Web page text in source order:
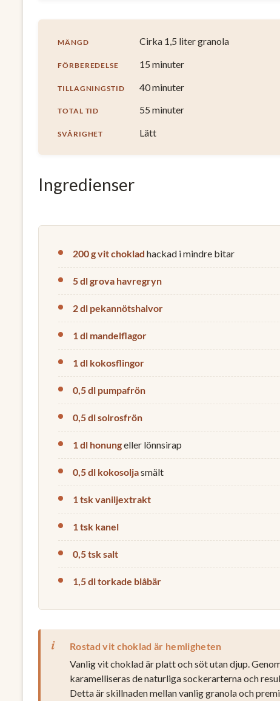
MÄNGD Cirka 1,5 liter granola
FÖRBEREDELSE 15 minuter
TILLAGNINGSTID 40 minuter
TOTAL TID 55 minuter
SVÅRIGHET Lätt
Ingredienser
200 g vit choklad hackad i mindre bitar
5 dl grova havregryn
2 dl pekannötshalvor
1 dl mandelflagor
1 dl kokosflingor
0,5 dl pumpafrön
0,5 dl solrosfrön
1 dl honungeller lönnsirap
0,5 dl kokosoljasmält
1 tsk vaniljextrakt
1 tsk kanel
0,5 tsk salt
1,5 dl torkade blåbär
Rostad vit choklad är hemligheten
Vanlig vit choklad är platt och söt utan djup.
karamelliseras de naturliga sockerarterna och
Detta är skillnaden mellan vanlig granola och